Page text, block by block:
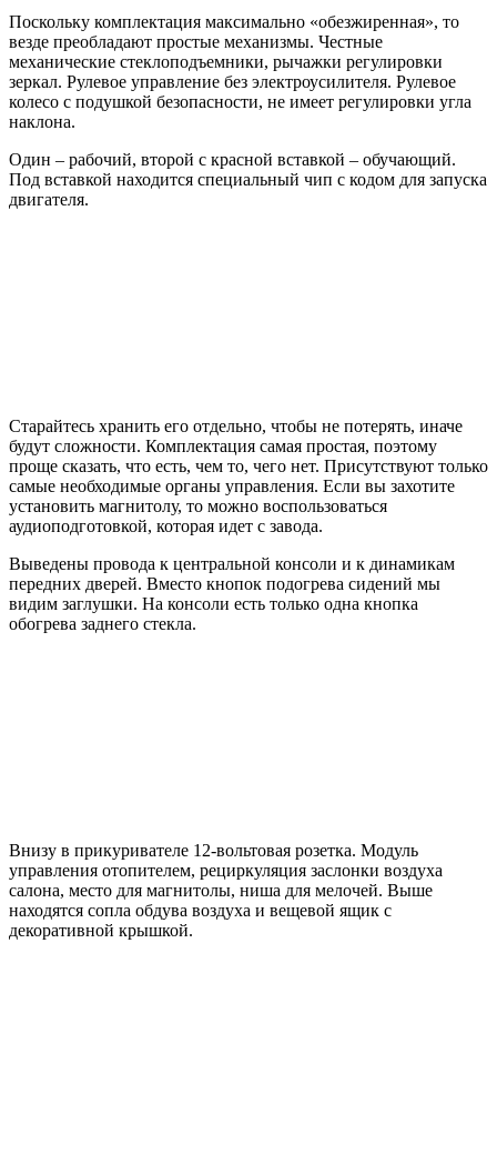
Поскольку комплектация максимально «обезжиренная», то
везде преобладают простые механизмы. Честные
механические стеклоподъемники, рычажки регулировки
зеркал. Рулевое управление без электроусилителя. Рулевое
колесо с подушкой безопасности, не имеет регулировки угла
наклона.
Один – рабочий, второй с красной вставкой – обучающий.
Под вставкой находится специальный чип с кодом для запуска
двигателя.
Старайтесь хранить его отдельно, чтобы не потерять, иначе
будут сложности. Комплектация самая простая, поэтому
проще сказать, что есть, чем то, чего нет. Присутствуют только
самые необходимые органы управления. Если вы захотите
установить магнитолу, то можно воспользоваться
аудиоподготовкой, которая идет с завода.
Выведены провода к центральной консоли и к динамикам
передних дверей. Вместо кнопок подогрева сидений мы
видим заглушки. На консоли есть только одна кнопка
обогрева заднего стекла.
Внизу в прикуривателе 12-вольтовая розетка. Модуль
управления отопителем, рециркуляция заслонки воздуха
салона, место для магнитолы, ниша для мелочей. Выше
находятся сопла обдува воздуха и вещевой ящик с
декоративной крышкой.